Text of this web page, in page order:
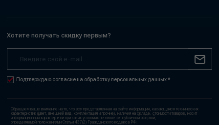
Хотите получать скидку первым?
Подтверждаю согласие на обработку персональных данных *
Обращаем ваше внимание на то, что вся представленная на сайте информация, касающаяся технических
характеристик (цвет, внешний вид, комплектация и прочие), наличия на складе, стоимости товаров, носит
информационный характер и ни при каких условиях не является публичной офертой,
определяемой положениями Статьи 437(2) Гражданского кодекса РФ.